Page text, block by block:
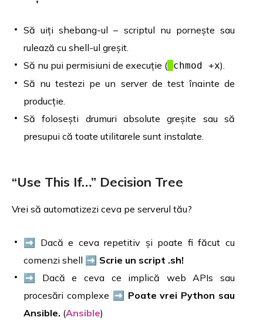
Să uiți shebang-ul – scriptul nu pornește sau
rulează cu shell-ul greșit.
Să nu pui permisiuni de execuție ( chmod +x).
Să nu testezi pe un server de test înainte de
producție.
Să folosești drumuri absolute greșite sau să
presupui că toate utilitarele sunt instalate.
“Use This If…” Decision Tree
Vrei să automatizezi ceva pe serverul tău?
➡️ Dacă e ceva repetitiv și poate fi făcut cu
comenzi shell ➡️ Scrie un script .sh!
➡️ Dacă e ceva ce implică web APIs sau
procesări complexe ➡️ Poate vrei Python sau
Ansible. (Ansible)